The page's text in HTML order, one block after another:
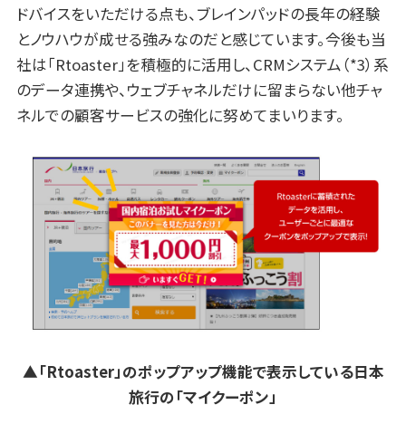
ドバイスをいただける点も、ブレインパッドの長年の経験
とノウハウが成せる強みなのだと感じています。今後も当
社は「Rtoaster」を積極的に活用し、CRMシステム（*3）系
のデータ連携や、ウェブチャネルだけに留まらない他チャ
ネルでの顧客サービスの強化に努めてまいります。
▲「Rtoaster」のポップアップ機能で表示している日本
旅行の「マイクーポン」